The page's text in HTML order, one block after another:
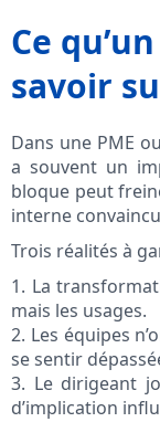
Ce
savoir
Dans une PME
a souvent un
bloque peut
interne
Trois réalités à
1. La
mais les usages.
2. Les équipes
se sentir
3. Le dirigeant
d’implication